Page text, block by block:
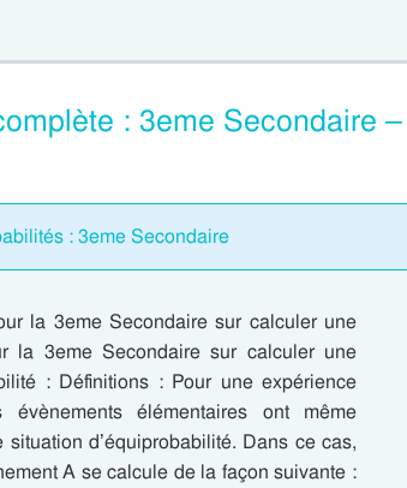
: 3eme Secondaire –
: 3eme Secondaire
la 3eme Secondaire sur calculer une
la 3eme Secondaire sur calculer une
: Définitions : Pour une expérience
élémentaires ont même
d’équiprobabilité. Dans ce cas,
A se calcule de la façon suivante :